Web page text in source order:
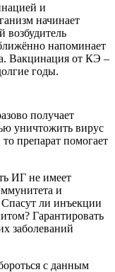
и
начинает
напоминает
Вакцинация от КЭ –
годы.
получает
уничтожить вирус
препарат помогает
ИГ не имеет
и
Спасут ли инъекции
Гарантировать
заболеваний
с данным